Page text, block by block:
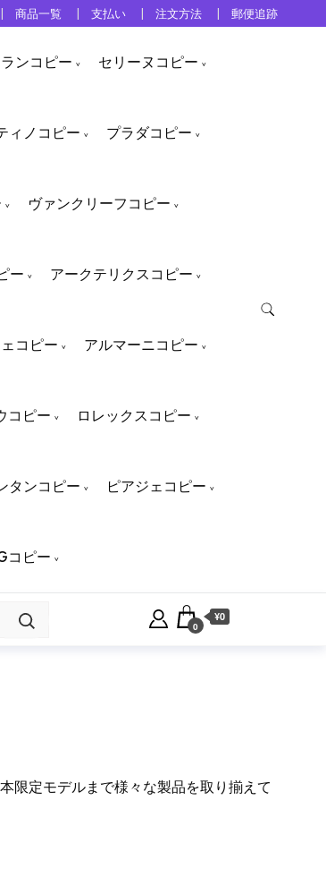
商品一覧 支払い 注文方法 郵便追跡
ンコピー セリーヌコピー
ィノコピー プラダコピー
ヴァンクリーフコピー
ー アークテリクスコピー
コピー アルマーニコピー
コピー ロレックスコピー
タンコピー ピアジェコピー
コピー
0
¥0
限定モデルまで様々な製品を取り揃えて